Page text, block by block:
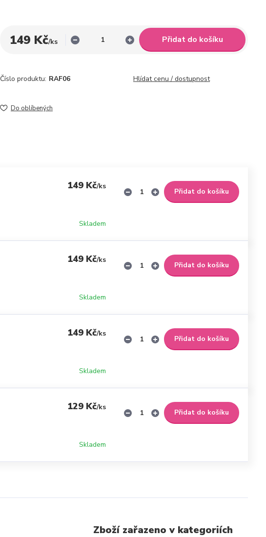
149 Kč/ks Přidat do košíku
Číslo produktu: RAF06 Hlídat cenu / dostupnost
Do oblíbených
149 Kč/ks
Skladem
Přidat do košíku
149 Kč/ks
Skladem
Přidat do košíku
149 Kč/ks
Skladem
Přidat do košíku
129 Kč/ks
Skladem
Přidat do košíku
Zboží zařazeno v kategoriích